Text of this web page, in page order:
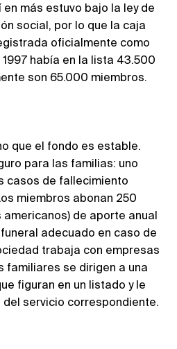
más estuvo bajo la ley de
social, por lo que la caja
oficialmente como
había en la lista 43.500
son 65.000 miembros.
que el fondo es estable.
para las familias: uno
casos de fallecimiento
miembros abonan 250
americanos) de aporte anual
adecuado en caso de
trabaja con empresas
familiares se dirigen a una
figuran en un listado y le
servicio correspondiente.